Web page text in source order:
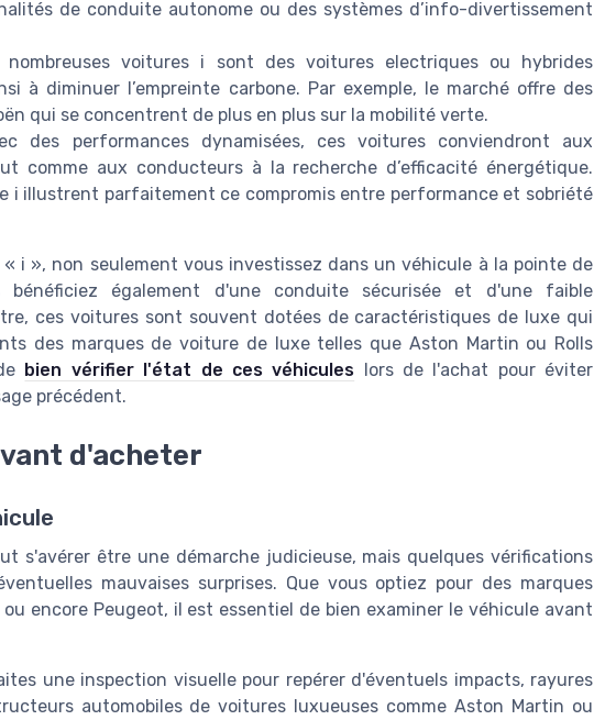
de conduite autonome ou des systèmes d’info-divertissement
nombreuses voitures i sont des voitures electriques ou hybrides
à diminuer l’empreinte carbone. Par exemple, le marché offre des
qui se concentrent de plus en plus sur la mobilité verte.
des performances dynamisées, ces voitures conviendront aux
comme aux conducteurs à la recherche d’efficacité énergétique.
i illustrent parfaitement ce compromis entre performance et sobriété
i », non seulement vous investissez dans un véhicule à la pointe de
bénéficiez également d'une conduite sécurisée et d'une faible
ces voitures sont souvent dotées de caractéristiques de luxe qui
des marques de voiture de luxe telles que Aston Martin ou Rolls
bien vérifier l'état de ces véhicules lors de l'achat pour éviter
précédent.
d'acheter
s'avérer être une démarche judicieuse, mais quelques vérifications
mauvaises surprises. Que vous optiez pour des marques
ou encore Peugeot, il est essentiel de bien examiner le véhicule avant
une inspection visuelle pour repérer d'éventuels impacts, rayures
automobiles de voitures luxueuses comme Aston Martin ou